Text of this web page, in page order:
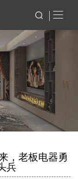
，老板电器勇
兵